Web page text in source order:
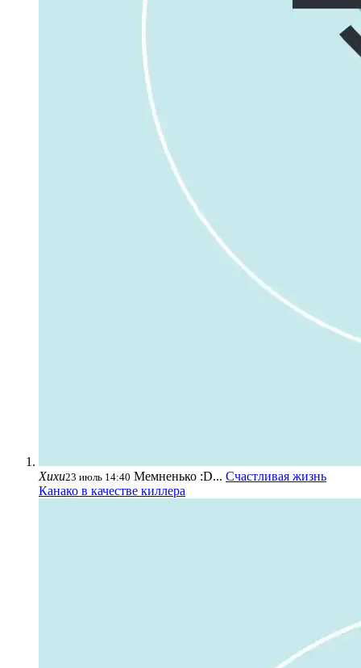
Хихи23 июль 14:40 Мемненько :D... Счастливая жизнь
Канако в качестве киллера